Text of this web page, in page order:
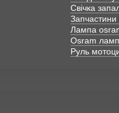
Свічка
Лампа
Osram
Руль